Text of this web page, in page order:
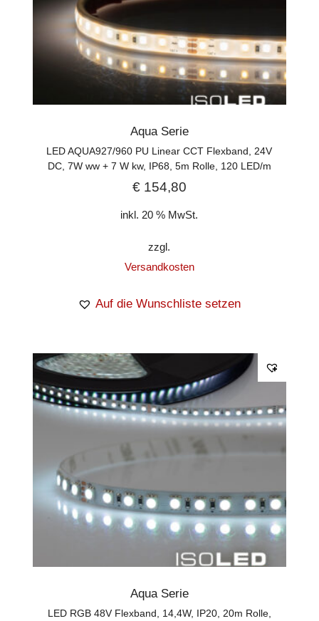
Aqua Serie
LED AQUA927/960 PU Linear CCT Flexband, 24V
DC, 7W ww + 7 W kw, IP68, 5m Rolle, 120 LED/m
€154,80
inkl. 20 % MwSt.
zzgl.
Versandkosten
Auf die Wunschliste setzen
Aqua Serie
LED RGB 48V Flexband, 14,4W, IP20, 20m Rolle,